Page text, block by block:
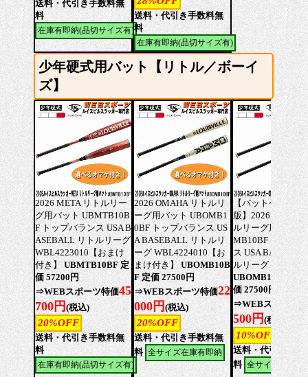
送料・代引き手数料無
料
在庫有即納(品切サイズ有)
送料・代引き手数料無
料
在庫有即納(品切サイズ有)
少年硬式用バット【リトル／ボーイ
ズ】
2026 META リトルリー
グ用バット UBMTB10B
F トップバランス USA B
ASEBALL リトルリーグ
WBL4223010【おまけ
付き】UBMTB10BF 定
価 57200円
⇒WEBスポーツ特価45
700円 (税込)
20%OFF
送料・代引き手数料無
料
在庫有即納(品切サイズ有)
2026 OMAHA リトルリ
ーグ用バット UBOMB1
0BF トップバランス US
A BASEBALL リトルリ
ーグ WBL4224010【お
まけ付き】 UBOMB10B
F 定価 27500円
⇒WEBスポーツ特価22
000円 (税込)
20%OFF
送料・代引き手数料無
料 全サイズ在庫有即納
【バットケース同
版】2026 OMAHA
ルリーグ用バット
MB10BF トップバ
ス USA
ルリーグ
UBOMB10BF-
価 27500円
⇒WEBスポーツ
500円 (税込)
10%OFF
送料・代引き手数
料 全サイズ在庫有